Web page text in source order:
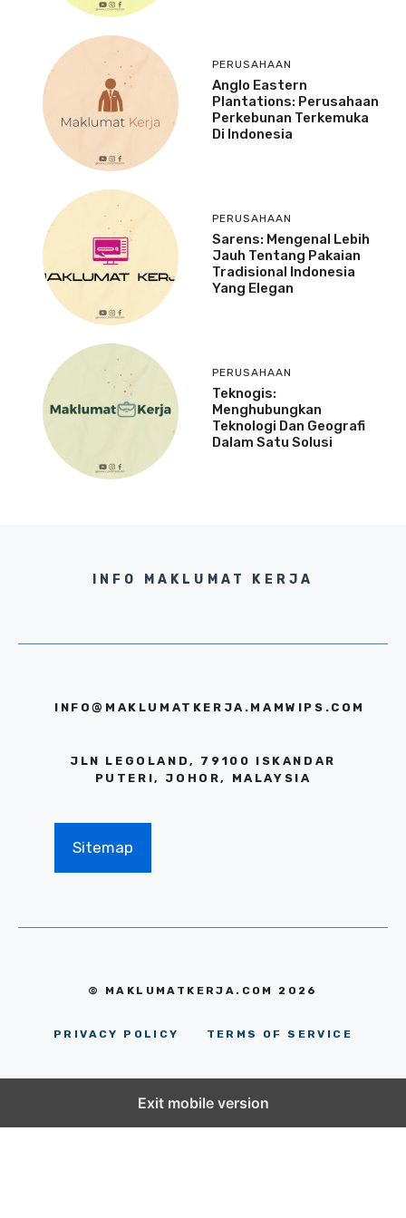
PERUSAHAAN
Anglo Eastern
Plantations: Perusahaan
Perkebunan Terkemuka
Di Indonesia
PERUSAHAAN
Sarens: Mengenal Lebih
Jauh Tentang Pakaian
Tradisional Indonesia
Yang Elegan
PERUSAHAAN
Teknogis:
Menghubungkan
Teknologi Dan Geografi
Dalam Satu Solusi
INFO MAKLUMAT KERJA
INFO@MAKLUMATKERJA.MAMWIPS.COM
JLN LEGOLAND, 79100 ISKANDAR
PUTERI, JOHOR, MALAYSIA
Sitemap
© MAKLUMATKERJA.COM 2026
PRIVACY POLICY TERMS OF SERVICE
Exit mobile version